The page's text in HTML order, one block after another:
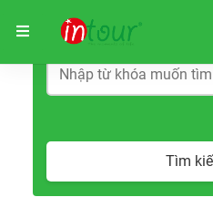
Trang chủ Tour Du Lịch
Tìm